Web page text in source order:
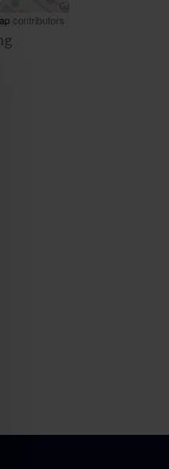
contributors